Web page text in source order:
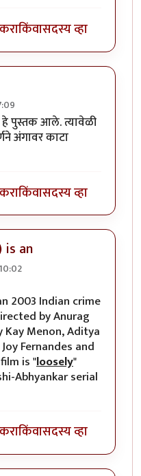
किंवासदस्य व्हा
हे पुस्तक आले. त्यावेळी
अंगावर काटा
किंवासदस्य व्हा
is an
2003 Indian crime
by Anurag
Kay Menon, Aditya
Fernandes and
is "loosely"
Abhyankar serial
किंवासदस्य व्हा